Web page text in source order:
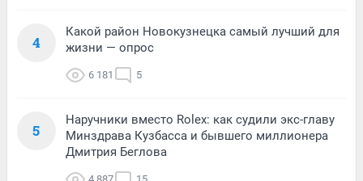
4
Какой район Новокузнецка самый лучший для
жизни — опрос
6 181 5
5
Наручники вместо Rolex: как судили экс-главу
Минздрава Кузбасса и бывшего миллионера
Дмитрия Беглова